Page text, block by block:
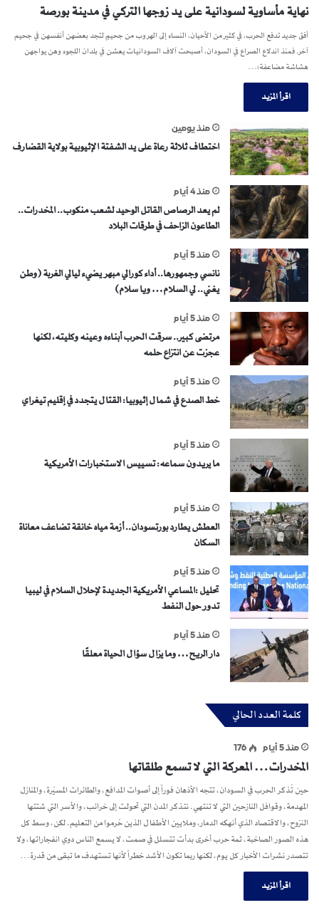
نهاية مأساوية لسودانية على يد زوجها التركي في مدينة بورصة
أفق جديد تدفع الحرب، في كثير من الأحيان، النساء إلى الهروب من جحيمٍ لتجد بعضهن أنفسهن في جحيم
آخر. فمنذ اندلاع الصراع في السودان، أصبحت آلاف السودانيات يعشن في بلدان اللجوء وهن يواجهن
هشاشة مضاعفة؛…
اقرأ المزيد
منذ يومين
اختطاف ثلاثة رعاة على يد الشفتة الإثيوبية بولاية القضارف
منذ 4 أيام
لم يعد الرصاص القاتل الوحيد لشعب منكوب.. المخدرات..
الطاعون الزاحف في طرقات البلاد
منذ 5 أيام
نانسي وجمهورها.. أداء كورالي مبهر يضيء ليالي الغربة (وطن
يغني.. لي السلام… ويا سلام)
منذ 5 أيام
مرتضى كبير.. سرقت الحرب أبناءه وعينه وكليته، لكنها
عجزت عن انتزاع حلمه
منذ 5 أيام
خط الصدع في شمال إثيوبيا: القتال يتجدد في إقليم تيغراي
منذ 5 أيام
ما يريدون سماعه: تسييس الاستخبارات الأمريكية
منذ 5 أيام
العطش يطارد بورتسودان.. أزمة مياه خانقة تضاعف معاناة
السكان
منذ 5 أيام
تحليل :المساعي الأمريكية الجديدة لإحلال السلام في ليبيا
تدور حول النفط
منذ 5 أيام
دار الريح… وما يزال سؤال الحياة معلقًا
كلمة العدد الحالي
منذ 5 أيام 176
المخدرات… المعركة التي لا تسمع طلقاتها
حين تُذكر الحرب في السودان، تتجه الأذهان فوراً إلى أصوات المدافع، والطائرات المسيّرة، والمنازل
المهدمة، وقوافل النازحين التي لا تنتهي. نتذكر المدن التي تحولت إلى خرائب، والأسر التي شتتها
النزوح، والاقتصاد الذي أنهكه الدمار، وملايين الأطفال الذين حُرموا من التعليم. لكن، وسط كل
هذه الصور الصاخبة، ثمة حرب أخرى بدأت تتسلل في صمت، لا يسمع الناس دوي انفجاراتها، ولا
تتصدر نشرات الأخبار كل يوم، لكنها ربما تكون الأشد خطراً لأنها تستهدف ما تبقى من قدرة…
اقرأ المزيد